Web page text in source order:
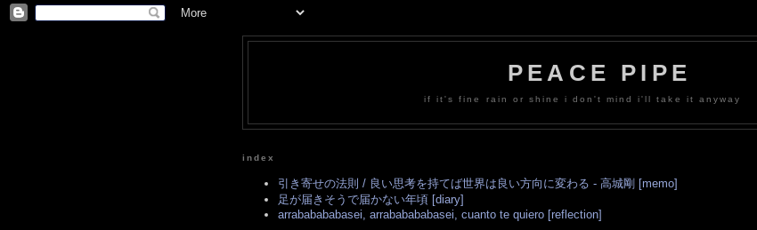
PEACE PIPE
if it's fine rain or shine i don't mind i'll take it anyway
index
引き寄せの法則 / 良い思考を持てば世界は良い方向に変わる - 高城剛 [memo]
足が届きそうで届かない年頃 [diary]
arrababababasei, arrababababasei, cuanto te quiero [reflection]